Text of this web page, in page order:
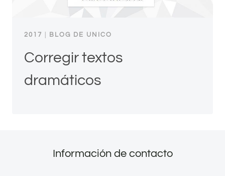
2017 BLOG DE UNICO
Corregir textos
dramáticos
Información de contacto